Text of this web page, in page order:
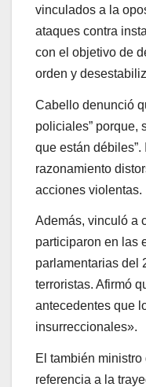
vinculados a la
ataques contra
con el objetivo de
orden y
Cabello denunció
policiales” porque,
que están
razonamiento
acciones violentas.
Además, vinculó a
participaron en las
parlamentarias del
terroristas. Afirmó
antecedentes que
insurreccionales».
El también
referencia a la